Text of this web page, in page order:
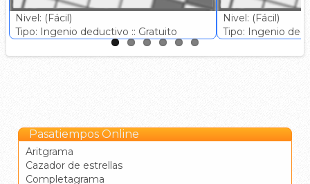
Nivel: (Fácil)
Tipo: Ingenio deductivo :: Gratuito
Nivel: (Fácil)
Tipo: Ingenio
Pasatiempos Online
Aritgrama
Cazador de estrellas
Completagrama